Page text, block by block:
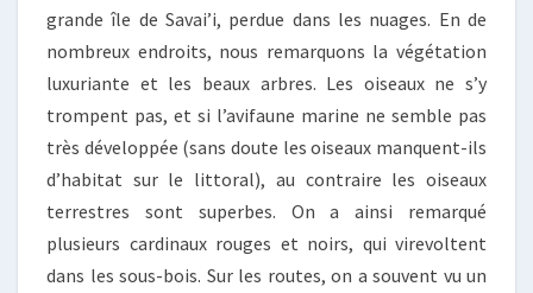
grande île de Savai’i, perdue dans les nuages. En de
nombreux endroits, nous remarquons la végétation
luxuriante et les beaux arbres. Les oiseaux ne s’y
trompent pas, et si l’avifaune marine ne semble pas
très développée (sans doute les oiseaux manquent-ils
d’habitat sur le littoral), au contraire les oiseaux
terrestres sont superbes. On a ainsi remarqué
plusieurs cardinaux rouges et noirs, qui virevoltent
dans les sous-bois. Sur les routes, on a souvent vu un